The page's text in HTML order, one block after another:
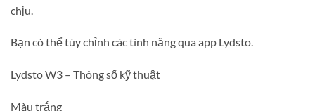
chịu.
Bạn có thể tùy chỉnh các tính năng qua app Lydsto.
Lydsto W3 – Thông số kỹ thuật
Màu trắng